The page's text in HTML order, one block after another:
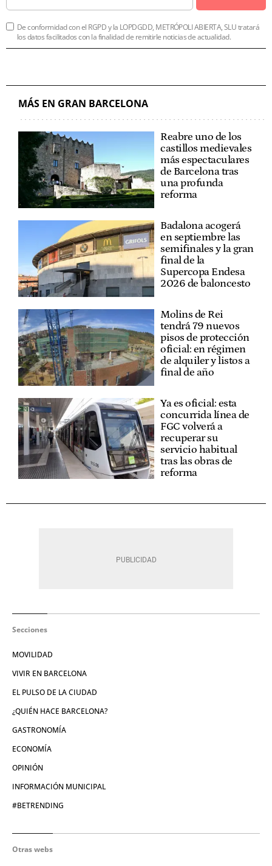
De conformidad con el RGPD y la LOPDGDD, METRÓPOLI ABIERTA, SLU tratará
los datos facilitados con la finalidad de remitirle noticias de actualidad.
MÁS EN GRAN BARCELONA
Reabre uno de los
castillos medievales
más espectaculares
de Barcelona tras
una profunda
reforma
Badalona acogerá
en septiembre las
semifinales y la gran
final de la
Supercopa Endesa
2026 de baloncesto
Molins de Rei
tendrá 79 nuevos
pisos de protección
oficial: en régimen
de alquiler y listos a
final de año
Ya es oficial: esta
concurrida línea de
FGC volverá a
recuperar su
servicio habitual
tras las obras de
reforma
Secciones
MOVILIDAD
VIVIR EN BARCELONA
EL PULSO DE LA CIUDAD
¿QUIÉN HACE BARCELONA?
GASTRONOMÍA
ECONOMÍA
OPINIÓN
INFORMACIÓN MUNICIPAL
#BETRENDING
Otras webs